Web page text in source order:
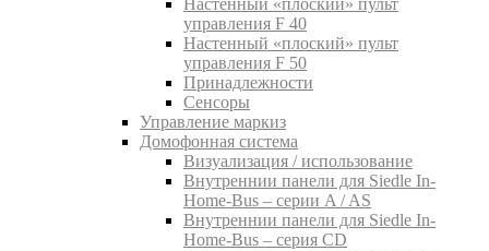
Настенный «плоский» пульт
управления F 40
Настенный «плоский» пульт
управления F 50
Принадлежности
Сенсоры
Управление маркиз
Домофонная система
Визуализация / использование
Внутреннии панели для Siedle In-
Home-Bus – серии A / AS
Внутреннии панели для Siedle In-
Home-Bus – серия CD